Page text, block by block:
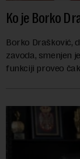
Ko je Borko
Borko Drašković,
zavoda, smenjen
funkciji proveo čak